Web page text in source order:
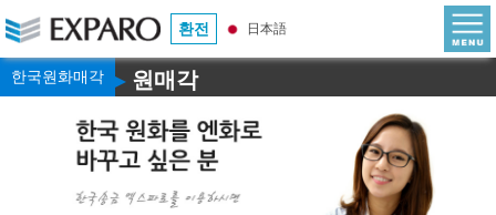
환전 日本語
한국원화매각 ▶원매각